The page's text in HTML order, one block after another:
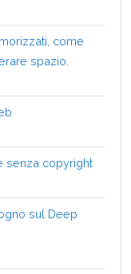
come
spazio.
senza copyright
sul Deep